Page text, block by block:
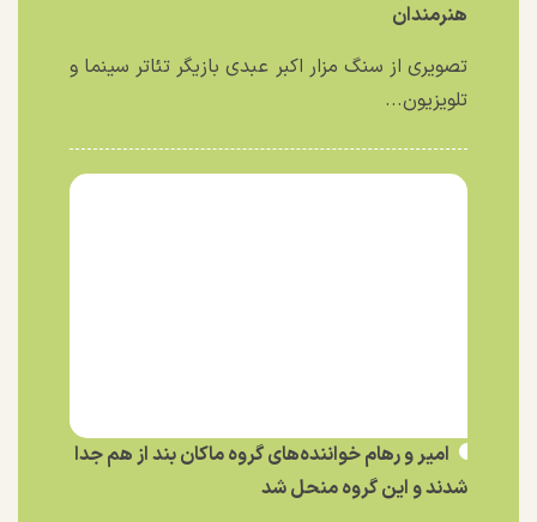
هنرمندان
تصویری از سنگ مزار اکبر عبدی بازیگر تئاتر سینما و
تلویزیون...
امیر و رهام خواننده‌های گروه ماکان بند از هم جدا
شدند و این گروه منحل شد